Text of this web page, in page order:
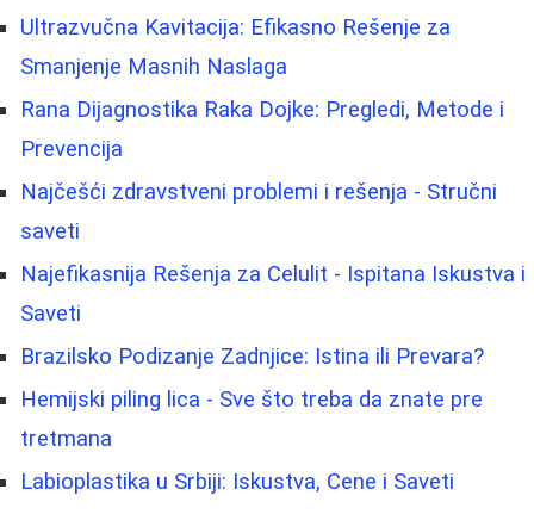
Ultrazvučna Kavitacija: Efikasno Rešenje za
Smanjenje Masnih Naslaga
Rana Dijagnostika Raka Dojke: Pregledi, Metode i
Prevencija
Najčešći zdravstveni problemi i rešenja - Stručni
saveti
Najefikasnija Rešenja za Celulit - Ispitana Iskustva i
Saveti
Brazilsko Podizanje Zadnjice: Istina ili Prevara?
Hemijski piling lica - Sve što treba da znate pre
tretmana
Labioplastika u Srbiji: Iskustva, Cene i Saveti